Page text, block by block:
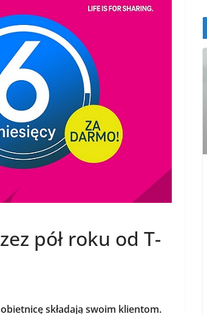
pół roku od T-
składają swoim klientom.